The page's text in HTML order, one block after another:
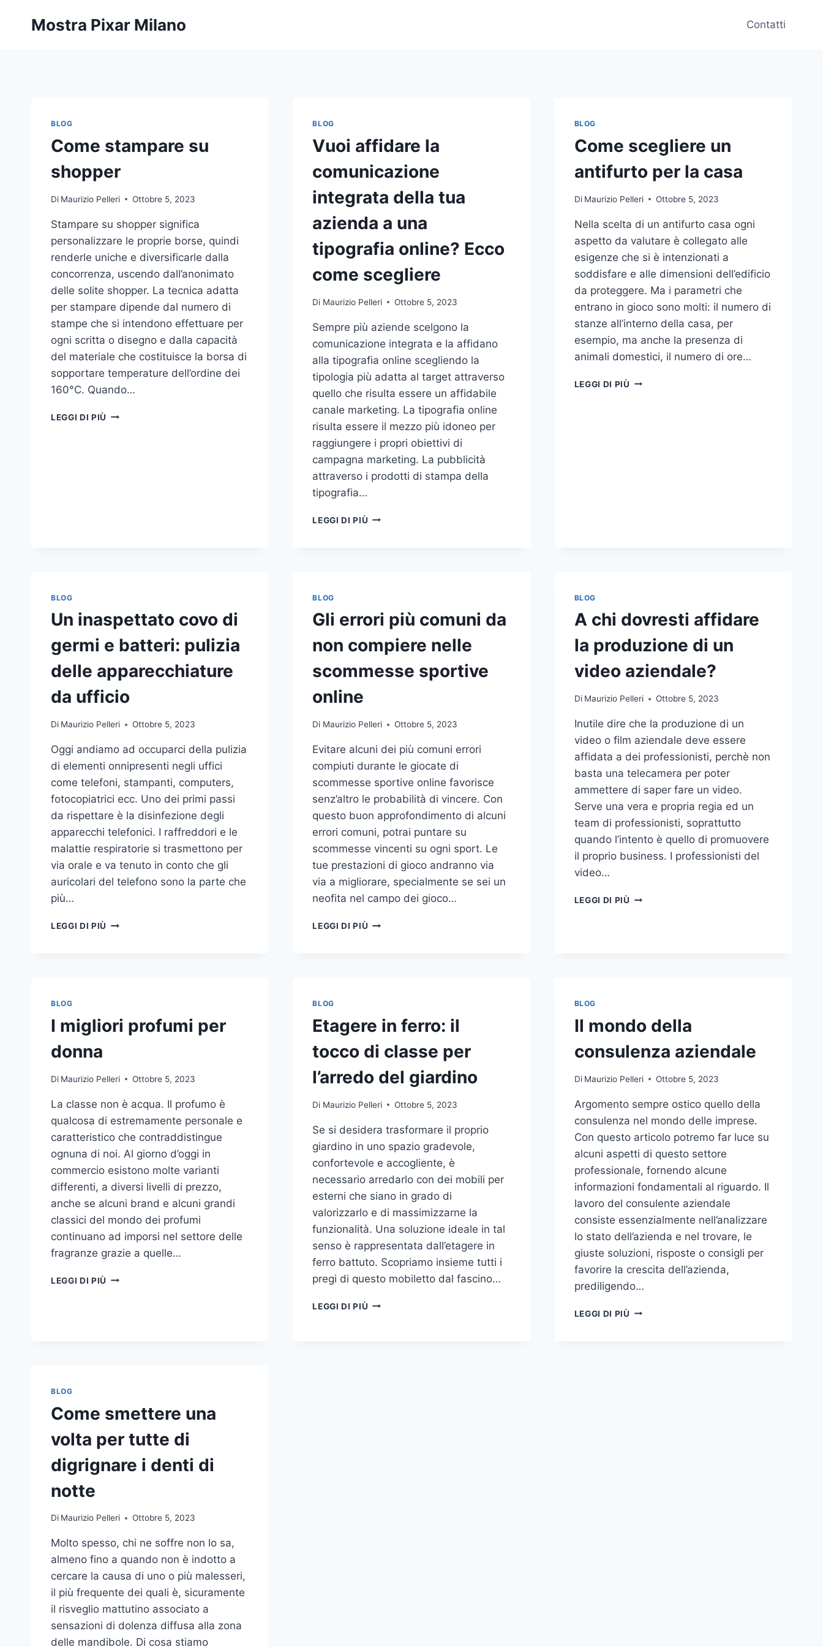
Mostra Pixar Milano Contatti
BLOG
Come stampare su
shopper
Di Maurizio Pelleri Ottobre 5, 2023
Stampare su shopper significa
personalizzare le proprie borse, quindi
renderle uniche e diversificarle dalla
concorrenza, uscendo dall’anonimato
delle solite shopper. La tecnica adatta
per stampare dipende dal numero di
stampe che si intendono effettuare per
ogni scritta o disegno e dalla capacità
del materiale che costituisce la borsa di
sopportare temperature dell’ordine dei
160°C. Quando…
LEGGI DI PIÙ COME
BLOG
Vuoi affidare la
comunicazione
integrata della tua
azienda a una
tipografia online? Ecco
come scegliere
Di Maurizio Pelleri Ottobre 5, 2023
Sempre più aziende scelgono la
comunicazione integrata e la affidano
alla tipografia online scegliendo la
tipologia più adatta al target attraverso
quello che risulta essere un affidabile
canale marketing. La tipografia online
risulta essere il mezzo più idoneo per
raggiungere i propri obiettivi di
campagna marketing. La pubblicità
attraverso i prodotti di stampa della
tipografia…
LEGGI DI PIÙ VUOI
A
TIPOGRAFIA
ONLINE?
ECCO
BLOG
Come scegliere un
antifurto per la casa
Di Maurizio Pelleri Ottobre 5, 2023
Nella scelta di un antifurto casa ogni
aspetto da valutare è collegato alle
esigenze che si è intenzionati a
soddisfare e alle dimensioni dell’edificio
da proteggere. Ma i parametri che
entrano in gioco sono molti: il numero di
stanze all’interno della casa, per
esempio, ma anche la presenza di
animali domestici, il numero di ore…
LEGGI DI PIÙ COME
BLOG
Un inaspettato covo di
germi e batteri: pulizia
delle apparecchiature
da ufficio
Di Maurizio Pelleri Ottobre 5, 2023
Oggi andiamo ad occuparci della pulizia
di elementi onnipresenti negli uffici
come telefoni, stampanti, computers,
fotocopiatrici ecc. Uno dei primi passi
da rispettare è la disinfezione degli
apparecchi telefonici. I raffreddori e le
malattie respiratorie si trasmettono per
via orale e va tenuto in conto che gli
auricolari del telefono sono la parte che
più…
LEGGI DI PIÙ UN
DELLE
APPARECCHIATURE
BLOG
Gli errori più comuni da
non compiere nelle
scommesse sportive
online
Di Maurizio Pelleri Ottobre 5, 2023
Evitare alcuni dei più comuni errori
compiuti durante le giocate di
scommesse sportive online favorisce
senz’altro le probabilità di vincere. Con
questo buon approfondimento di alcuni
errori comuni, potrai puntare su
scommesse vincenti su ogni sport. Le
tue prestazioni di gioco andranno via
via a migliorare, specialmente se sei un
neofita nel campo dei gioco…
LEGGI DI PIÙ GLI
SCOMMESSE
ONLINE
BLOG
A chi dovresti affidare
la produzione di un
video aziendale?
Di Maurizio Pelleri Ottobre 5, 2023
Inutile dire che la produzione di un
video o film aziendale deve essere
affidata a dei professionisti, perchè non
basta una telecamera per poter
ammettere di saper fare un video.
Serve una vera e propria regia ed un
team di professionisti, soprattutto
quando l’intento è quello di promuovere
il proprio business. I professionisti del
video…
LEGGI DI PIÙ
BLOG
I migliori profumi per
donna
Di Maurizio Pelleri Ottobre 5, 2023
La classe non è acqua. Il profumo è
qualcosa di estremamente personale e
caratteristico che contraddistingue
ognuna di noi. Al giorno d’oggi in
commercio esistono molte varianti
differenti, a diversi livelli di prezzo,
anche se alcuni brand e alcuni grandi
classici del mondo dei profumi
continuano ad imporsi nel settore delle
fragranze grazie a quelle…
LEGGI DI PIÙ
BLOG
Etagere in ferro: il
tocco di classe per
l’arredo del giardino
Di Maurizio Pelleri Ottobre 5, 2023
Se si desidera trasformare il proprio
giardino in uno spazio gradevole,
confortevole e accogliente, è
necessario arredarlo con dei mobili per
esterni che siano in grado di
valorizzarlo e di massimizzarne la
funzionalità. Una soluzione ideale in tal
senso è rappresentata dall’etagere in
ferro battuto. Scopriamo insieme tutti i
pregi di questo mobiletto dal fascino…
LEGGI DI PIÙ ETAGERE
BLOG
Il mondo della
consulenza aziendale
Di Maurizio Pelleri Ottobre 5, 2023
Argomento sempre ostico quello della
consulenza nel mondo delle imprese.
Con questo articolo potremo far luce su
alcuni aspetti di questo settore
professionale, fornendo alcune
informazioni fondamentali al riguardo. Il
lavoro del consulente aziendale
consiste essenzialmente nell’analizzare
lo stato dell’azienda e nel trovare, le
giuste soluzioni, risposte o consigli per
favorire la crescita dell’azienda,
prediligendo…
LEGGI DI PIÙ IL
BLOG
Come smettere una
volta per tutte di
digrignare i denti di
notte
Di Maurizio Pelleri Ottobre 5, 2023
Molto spesso, chi ne soffre non lo sa,
almeno fino a quando non è indotto a
cercare la causa di uno o più malesseri,
il più frequente dei quali è, sicuramente
il risveglio mattutino associato a
sensazioni di dolenza diffusa alla zona
delle mandibole. Di cosa stiamo